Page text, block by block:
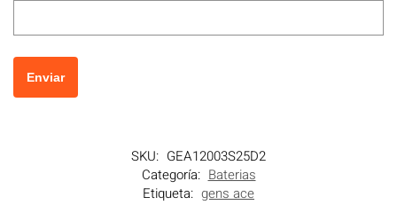
SKU: GEA12003S25D2
Categoría: Baterias
Etiqueta: gens ace